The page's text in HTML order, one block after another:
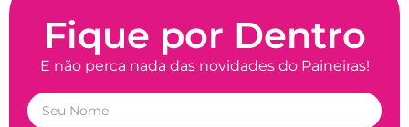
Fique por Dentro
E não perca nada das novidades do Paineiras!